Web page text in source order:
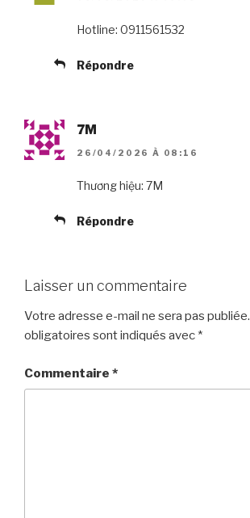
Hotline: 0911561532
Répondre
7M
26/04/2026 À 08:16
Thương hiệu: 7M
Répondre
Laisser un commentaire
Votre adresse e-mail ne sera pas publiée.
obligatoires sont indiqués avec *
Commentaire *